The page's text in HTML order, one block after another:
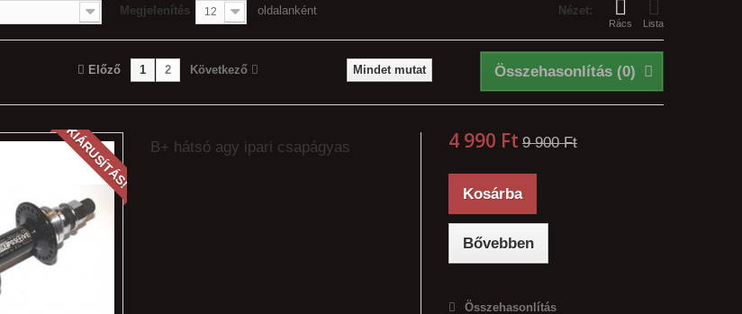
Nézet:
Rács Lista
Megjelenítés 12 oldalanként
Összehasonlítás (0)
Mindet mutat
Előző 1 2 Következő
KIÁRUSÍTÁS! B+ hátsó agy ipari csapágyas 4 990 Ft‎ 9 900 Ft‎
Kosárba
Bővebben
Összehasonlítás